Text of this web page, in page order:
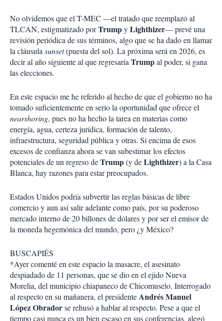
No olvidemos que el T-MEC —el tratado que reemplazó al
TLCAN, estigmatizado porTrumpyLighthizer— prevé una
revisión periódica de sus términos, algo que se ha dado en llamar
la cláusula sunset(puesta del sol). La próxima será en 2026, es
decir al año siguiente al que regresaría Trumpal poder, si gana
las elecciones.
En este espacio me he referido al hecho de que el gobierno no ha
tomado suficientemente en serio la oportunidad que ofrece el
nearshoring, pues no ha hecho la tarea en materias como
energía, agua, certeza jurídica, formación de talento,
infraestructura, seguridad pública y otras. Si encima de esos
excesos de confianza ahora se van subestimar los efectos
potenciales de un regreso deTrump(y deLighthizer) a la Casa
Blanca, hay razones para estar preocupados.
Estados Unidos podría subvertir las reglas básicas de libre
comercio y aun así salir adelante como país, por su poderoso
mercado interno de 20 billones de dólares y por ser el emisor de
la moneda hegemónica del mundo, pero ¿y México?
BUSCAPIÉS
*Ayer comenté en este espacio la masacre, el asesinato
despiadado de 11 personas, que se dio en el ejido Nueva
Morelia, del municipio chiapaneco de Chicomuselo. Interrogado
al respecto en su mañanera, el presidenteAndrés Manuel
López Obradorse rehusó a hablar al respecto. Pese a que el
tiempo casi nunca es un bien escaso en sus conferencias, alegó